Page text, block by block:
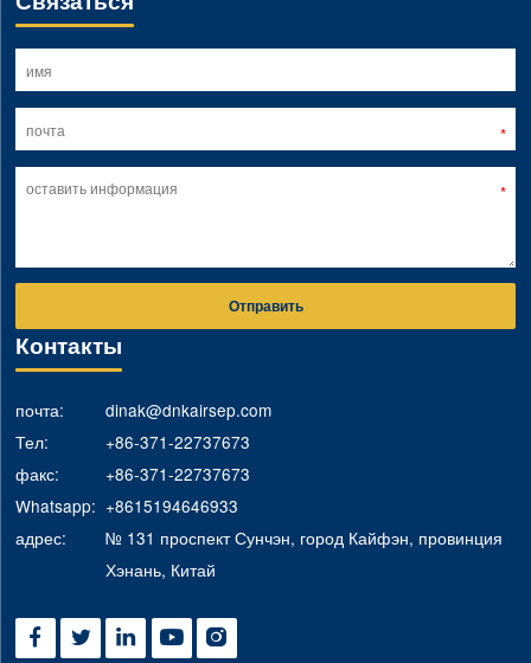
Отправить
Контакты
почта:
dinak@dnkairsep.com
Тел:
+86-371-22737673
факс:
+86-371-22737673
Whatsapp: +8615194646933
адрес:
№ 131 проспект Сунчэн, город Кайфэн, провинция
Хэнань, Китай
    